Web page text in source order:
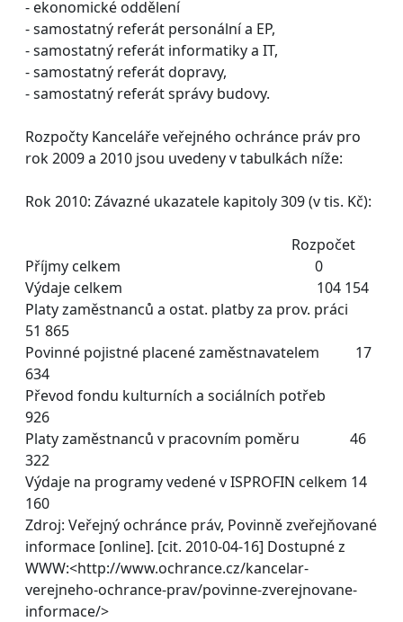
- ekonomické oddělení
- samostatný referát personální a EP,
- samostatný referát informatiky a IT,
- samostatný referát dopravy,
- samostatný referát správy budovy.
Rozpočty Kanceláře veřejného ochránce práv pro
rok 2009 a 2010 jsou uvedeny v tabulkách níže:
Rok 2010: Závazné ukazatele kapitoly 309 (v tis. Kč):
Rozpočet
Příjmy celkem 0
Výdaje celkem 104 154
Platy zaměstnanců a ostat. platby za prov. práci
51 865
Povinné pojistné placené zaměstnavatelem 17
634
Převod fondu kulturních a sociálních potřeb
926
Platy zaměstnanců v pracovním poměru 46
322
Výdaje na programy vedené v ISPROFIN celkem 14
160
Zdroj: Veřejný ochránce práv, Povinně zveřejňované
informace [online]. [cit. 2010-04-16] Dostupné z
WWW:<http://www.ochrance.cz/kancelar-
verejneho-ochrance-prav/povinne-zverejnovane-
informace/>